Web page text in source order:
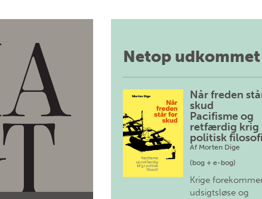
Netop udkommet
Når freden
skud
Pacifisme og
retfærdig krig
politisk filosofi
Af Morten Dige
(bog + e-bog)
Krige
udsigtsløse og